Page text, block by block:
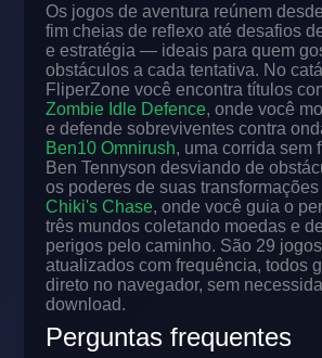
Os jogos de aventura reúnem
fim cheias de reflexo até desafios
e estratégia — ideais para quem
obstáculos a cada tentativa. No
FliperZone você encontra títulos
Zombie Idle Defence, onde você
e defende sobreviventes contra
Ben10 Omnirush, uma corrida sem
Ben Tennyson desviando de
os poderes de suas
Chiki's Chase, onde você guia o
três mundos coletando moedas e
perigos pelo caminho. São 29
atualizados com frequência, todos
direto no navegador, sem
download.
Perguntas frequentes